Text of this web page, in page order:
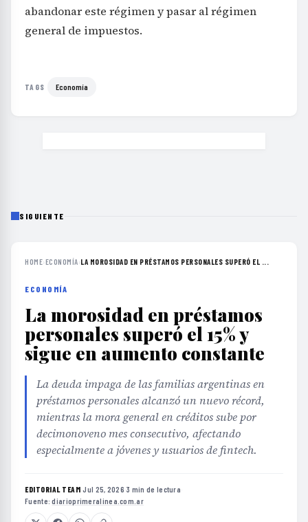
abandonar este régimen y pasar al régimen
general de impuestos.
TAGS Economía
SIGUIENTE
HOME›ECONOMÍA›LA MOROSIDAD EN PRÉSTAMOS PERSONALES SUPERÓ EL ...
ECONOMÍA
La morosidad en préstamos
personales superó el 15% y
sigue en aumento constante
La deuda impaga de las familias argentinas en
préstamos personales alcanzó un nuevo récord,
mientras la mora general en créditos sube por
decimonoveno mes consecutivo, afectando
especialmente a jóvenes y usuarios de fintech.
EDITORIAL TEAM·Jul 25, 2026·3 min de lectura·
Fuente:diarioprimeralinea.com.ar